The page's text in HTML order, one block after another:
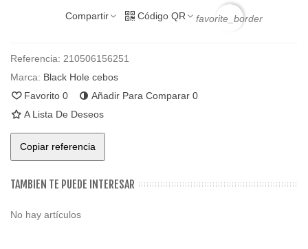
Compartir Código QR favorite_border
Referencia: 210506156251
Marca: Black Hole cebos
Favorito 0 Añadir Para Comparar 0
A Lista De Deseos
Copiar referencia
TAMBIEN TE PUEDE INTERESAR
No hay artículos